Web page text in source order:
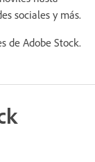
sociales y más.
de Adobe Stock.